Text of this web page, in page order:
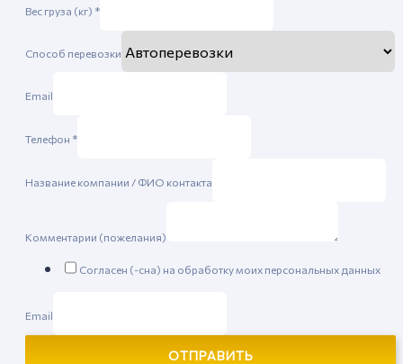
Вес груза (кг) *
Способ перевозки
Email
Телефон *
Название компании / ФИО контакта
Комментарии (пожелания)
Согласен (-сна) на обработку моих персональных данных
Email
ОТПРАВИТЬ